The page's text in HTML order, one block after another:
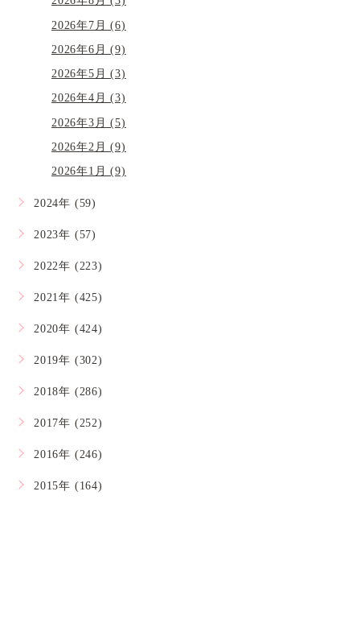
2026年7月 (6)
2026年6月 (9)
2026年5月 (3)
2026年4月 (3)
2026年3月 (5)
2026年2月 (9)
2026年1月 (9)
2024年 (59)
2023年 (57)
2022年 (223)
2021年 (425)
2020年 (424)
2019年 (302)
2018年 (286)
2017年 (252)
2016年 (246)
2015年 (164)